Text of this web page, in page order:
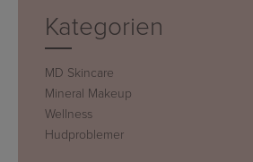
Kategorien
MD Skincare
Mineral Makeup
Wellness
Hudproblemer